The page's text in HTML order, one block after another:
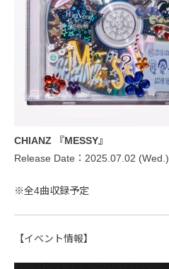
CHIANZ 『MESSY』
Release Date：2025.07.02 (Wed.)
※全4曲収録予定
【イベント情報】